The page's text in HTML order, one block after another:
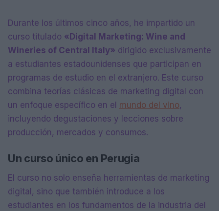
Durante los últimos cinco años, he impartido un
curso titulado «Digital Marketing: Wine and
Wineries of Central Italy» dirigido exclusivamente
a estudiantes estadounidenses que participan en
programas de estudio en el extranjero. Este curso
combina teorías clásicas de marketing digital con
un enfoque específico en el mundo del vino,
incluyendo degustaciones y lecciones sobre
producción, mercados y consumos.
Un curso único en Perugia
El curso no solo enseña herramientas de marketing
digital, sino que también introduce a los
estudiantes en los fundamentos de la industria del